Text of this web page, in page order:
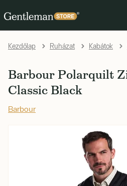
Kezdőlap Ruházat Kabátok
Barbour Polarquilt
Classic Black
Barbour